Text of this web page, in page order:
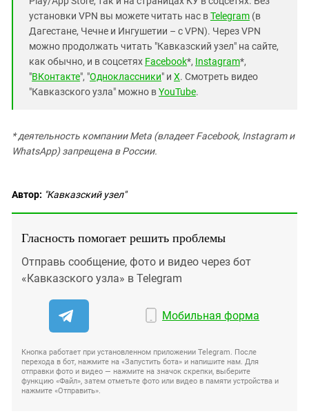
установки VPN вы можете читать нас вTelegram (в
Дагестане, Чечне и Ингушетии – с VPN). Через VPN
можно продолжать читать "Кавказский узел" на сайте,
как обычно, и в соцсетях Facebook*, Instagram*,
"ВКонтакте", "Одноклассники" и X. Смотреть видео
"Кавказского узла" можно вYouTube.
* деятельность компании Meta (владеет Facebook, Instagram и
WhatsApp) запрещена в России.
Автор: "Кавказский узел"
Гласность помогает решить проблемы
Отправь сообщение, фото и видео через бот
«Кавказского узла» в Telegram
Мобильная форма
Кнопка работает при установленном приложении Telegram. После
перехода в бот, нажмите на «Запустить бота» и напишите нам. Для
отправки фото и видео — нажмите на значок скрепки, выберите
функцию «Файл», затем отметьте фото или видео в памяти устройства и
нажмите «Отправить».